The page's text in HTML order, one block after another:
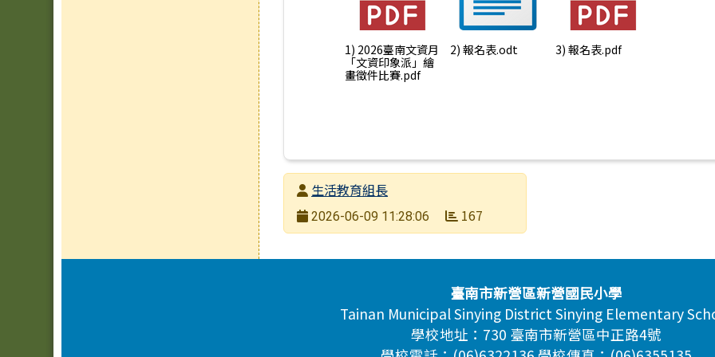
1) 2026臺南文資月
「文資印象派」繪
畫徵件比賽.pdf
2) 報名表.odt 3) 報名表.pdf
發布者生活教育組長
發布日期
2026-06-09 11:28:06 167
臺南市新營區新營國民小學
Tainan Municipal Sinying District Sinying Elementary
學校地址：730 臺南市新營區中正路4號